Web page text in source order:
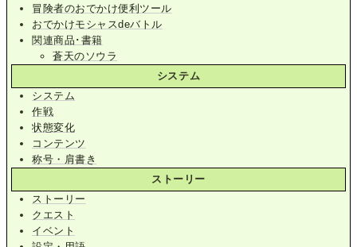
冒険者のおでかけ便利ツール
おでかけモシャスdeバトル
関連商品･書籍
蒼天のソウラ
システム
システム
作戦
状態変化
コンテンツ
称号・肩書き
ストーリー
ストーリー
クエスト
イベント